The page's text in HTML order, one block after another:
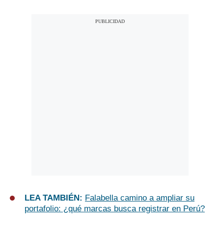
LEA TAMBIÉN: Falabella camino a ampliar su
portafolio: ¿qué marcas busca registrar en Perú?